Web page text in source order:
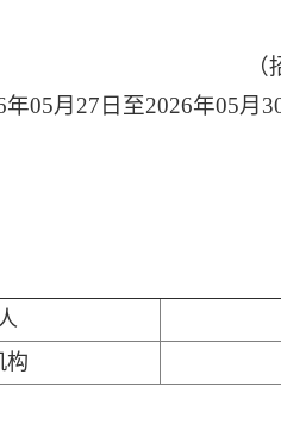
月27日至2026年05月
构